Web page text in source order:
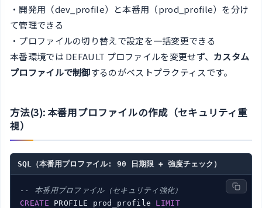
・開発用（dev_profile）と本番用（prod_profile）を分け
て管理できる
・プロファイルの切り替えで設定を一括変更できる
本番環境では DEFAULT プロファイルを変更せず、 カスタム
プロファイルで制御するのがベストプラクティスです。
方法(3): 本番用プロファイルの作成（セキュリティ重
視）
SQL（本番用プロファイル: 90 日期限 + 強度チェック）
-- 本番用プロファイル（セキュリティ強化）
CREATE PROFILE prod_profile LIMIT